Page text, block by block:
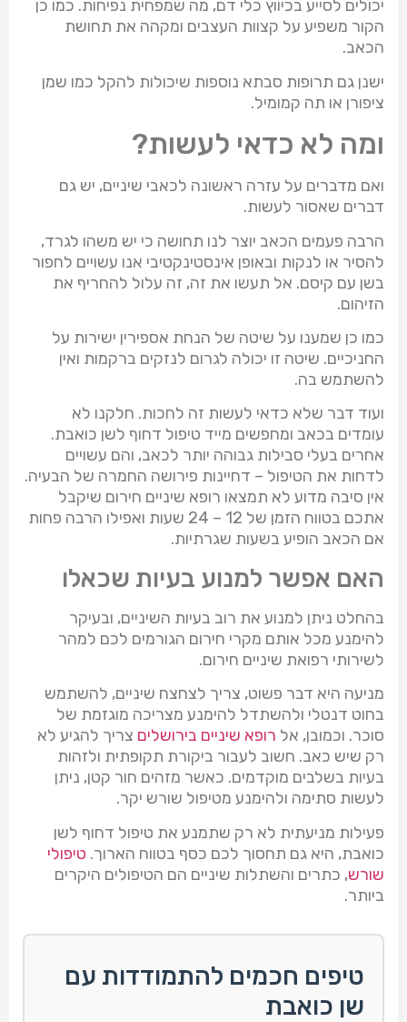
יכולים לסייע בכיווץ כלי דם, מה שמפחית נפיחות. כמו כן
הקור משפיע על קצוות העצבים ומקהה את תחושת
הכאב.
ישנן גם תרופות סבתא נוספות שיכולות להקל כמו שמן
ציפורן או תה קמומיל.
ומה לא כדאי לעשות?
ואם מדברים על עזרה ראשונה לכאבי שיניים, יש גם
דברים שאסור לעשות.
הרבה פעמים הכאב יוצר לנו תחושה כי יש משהו לגרד,
להסיר או לנקות ובאופן אינסטינקטיבי אנו עשויים לחפור
בשן עם קיסם. אל תעשו את זה, זה עלול להחריף את
הזיהום.
כמו כן שמענו על שיטה של הנחת אספירין ישירות על
החניכיים. שיטה זו יכולה לגרום לנזקים ברקמות ואין
להשתמש בה.
ועוד דבר שלא כדאי לעשות זה לחכות. חלקנו לא
עומדים בכאב ומחפשים מייד טיפול דחוף לשן כואבת.
אחרים בעלי סבילות גבוהה יותר לכאב, והם עשויים
לדחות את הטיפול – דחיינות פירושה החמרה של הבעיה.
אין סיבה מדוע לא תמצאו רופא שיניים חירום שיקבל
אתכם בטווח הזמן של 24 – 12 שעות ואפילו הרבה פחות
אם הכאב הופיע בשעות שגרתיות.
האם אפשר למנוע בעיות שכאלו
בהחלט ניתן למנוע את רוב בעיות השיניים, ובעיקר
להימנע מכל אותם מקרי חירום הגורמים לכם למהר
לשירותי רפואת שיניים חירום.
מניעה היא דבר פשוט, צריך לצחצח שיניים, להשתמש
בחוט דנטלי ולהשתדל להימנע מצריכה מוגזמת של
סוכר. וכמובן, אל רופא שיניים בירושלים צריך להגיע לא
רק שיש כאב. חשוב לעבור ביקורת תקופתית ולזהות
בעיות בשלבים מוקדמים. כאשר מזהים חור קטן, ניתן
לעשות סתימה ולהימנע מטיפול שורש יקר.
פעילות מניעתית לא רק שתמנע את טיפול דחוף לשן
כואבת, היא גם תחסוך לכם כסף בטווח הארוך. טיפולי
שורש, כתרים והשתלות שיניים הם הטיפולים היקרים
ביותר.
טיפים חכמים להתמודדות עם
שן כואבת